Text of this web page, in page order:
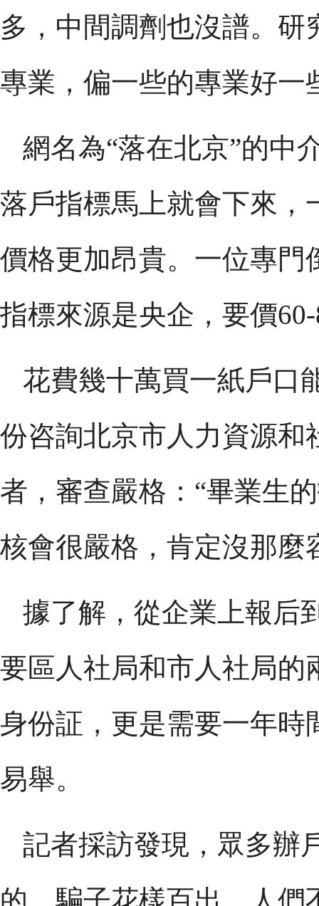
多，中間調劑也沒譜。
專業，偏一些的專業好一
網名為“落在北京”的中
落戶指標馬上就會下來，
價格更加昂貴。一位專門
指標來源是央企，要價
花費幾十萬買一紙戶口
份咨詢北京市人力資源和
者，審查嚴格：“畢業生
核會很嚴格，肯定沒那麼
據了解，從企業上報后
要區人社局和市人社局的
身份証，更是需要一年時
易舉。
記者採訪發現，眾多辦